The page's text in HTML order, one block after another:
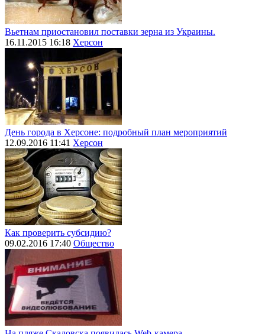
Вьетнам приостановил поставки зерна из Украины.
16.11.2015 16:18 Херсон
День города в Херсоне: подробный план мероприятий
12.09.2016 11:41 Херсон
Как проверить субсидию?
09.02.2016 17:40 Общество